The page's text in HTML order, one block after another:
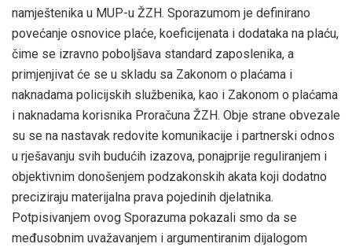
namještenika u MUP-u ŽZH. Sporazumom je definirano
povećanje osnovice plaće, koeficijenata i dodataka na plaću,
čime se izravno poboljšava standard zaposlenika, a
primjenjivat će se u skladu sa Zakonom o plaćama i
naknadama policijskih službenika, kao i Zakonom o plaćama
i naknadama korisnika Proračuna ŽZH. Obje strane obvezale
su se na nastavak redovite komunikacije i partnerski odnos
u rješavanju svih budućih izazova, ponajprije reguliranjem i
objektivnim donošenjem podzakonskih akata koji dodatno
preciziraju materijalna prava pojedinih djelatnika.
Potpisivanjem ovog Sporazuma pokazali smo da se
međusobnim uvažavanjem i argumentiranim dijalogom